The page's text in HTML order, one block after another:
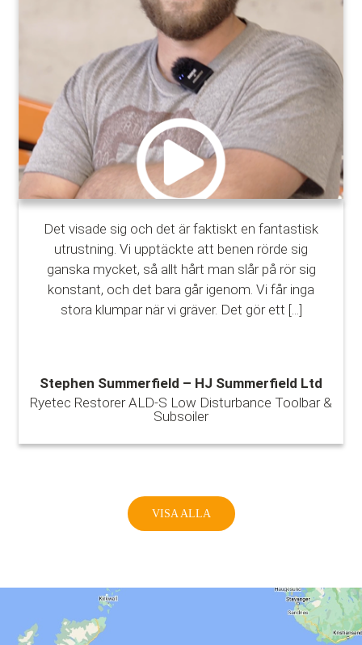
Det visade sig och det är faktiskt en fantastisk
utrustning. Vi upptäckte att benen rörde sig
ganska mycket, så allt hårt man slår på rör sig
konstant, och det bara går igenom. Vi får inga
stora klumpar när vi gräver. Det gör ett [...]
Stephen Summerfield – HJ Summerfield Ltd
Ryetec Restorer ALD-S Low Disturbance Toolbar &
Subsoiler
VISA ALLA